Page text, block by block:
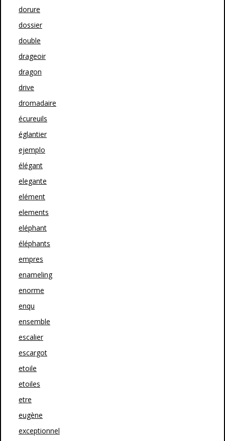
dorure
dossier
double
drageoir
dragon
drive
dromadaire
écureuils
églantier
ejemplo
élégant
elegante
elément
elements
eléphant
éléphants
empres
enameling
enorme
enqu
ensemble
escalier
escargot
etoile
etoiles
etre
eugène
exceptionnel